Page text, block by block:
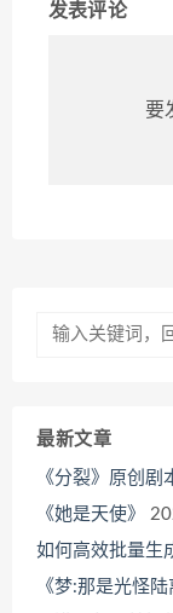
发表评论
要
最新文章
《分裂》原创剧
《她是天使》
如何高效批量生
《梦:那是光怪